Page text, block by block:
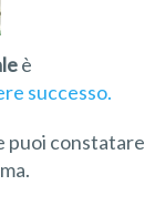
è
successo.
puoi constatare